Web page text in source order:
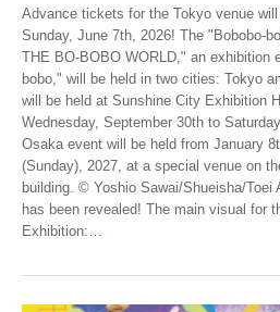
Advance tickets for the Tokyo venue
Sunday, June 7th, 2026! The "Bobobo-
THE BO-BOBO WORLD," an exhibition
bobo," will be held in two cities: Tokyo
will be held at Sunshine City Exhibition
Wednesday, September 30th to
Osaka event will be held from January
(Sunday), 2027, at a special venue on
building. © Yoshio Sawai/Shueisha/
has been revealed! The main visual for
Exhibition:…